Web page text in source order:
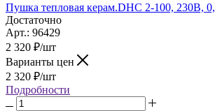
Пушка тепловая керам.DHC 2-100, 230В,
Достаточно
Арт.: 96429
2 320 ₽/шт
Варианты цен
2 320 ₽/шт
Подробности